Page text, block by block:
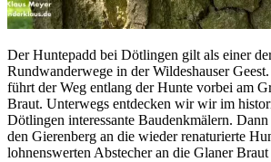
Der Huntepadd bei Dötlingen gilt als einer
Rundwanderwege in der Wildeshauser
führt der Weg entlang der Hunte vorbei am
Braut. Unterwegs entdecken wir wir im
Dötlingen interessante Baudenkmälern.
den Gierenberg an die wieder renaturierte
lohnenswerten Abstecher an die Glaner